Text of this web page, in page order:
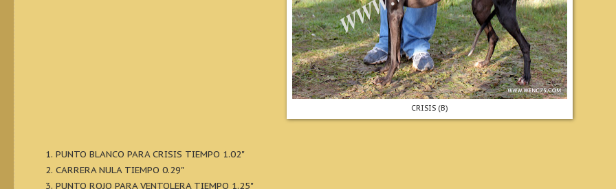
CRISIS (B)
PUNTO BLANCO PARA CRISIS TIEMPO 1.02"
CARRERA NULA TIEMPO 0.29"
PUNTO ROJO PARA VENTOLERA TIEMPO 1.25"